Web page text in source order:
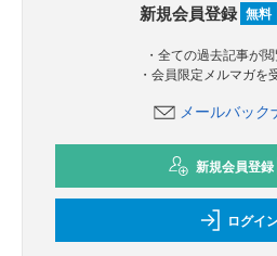
新規会員登録 無料
・全ての過去記事が
・会員限定メルマガを
メールバック
新規会員登録
ログイ